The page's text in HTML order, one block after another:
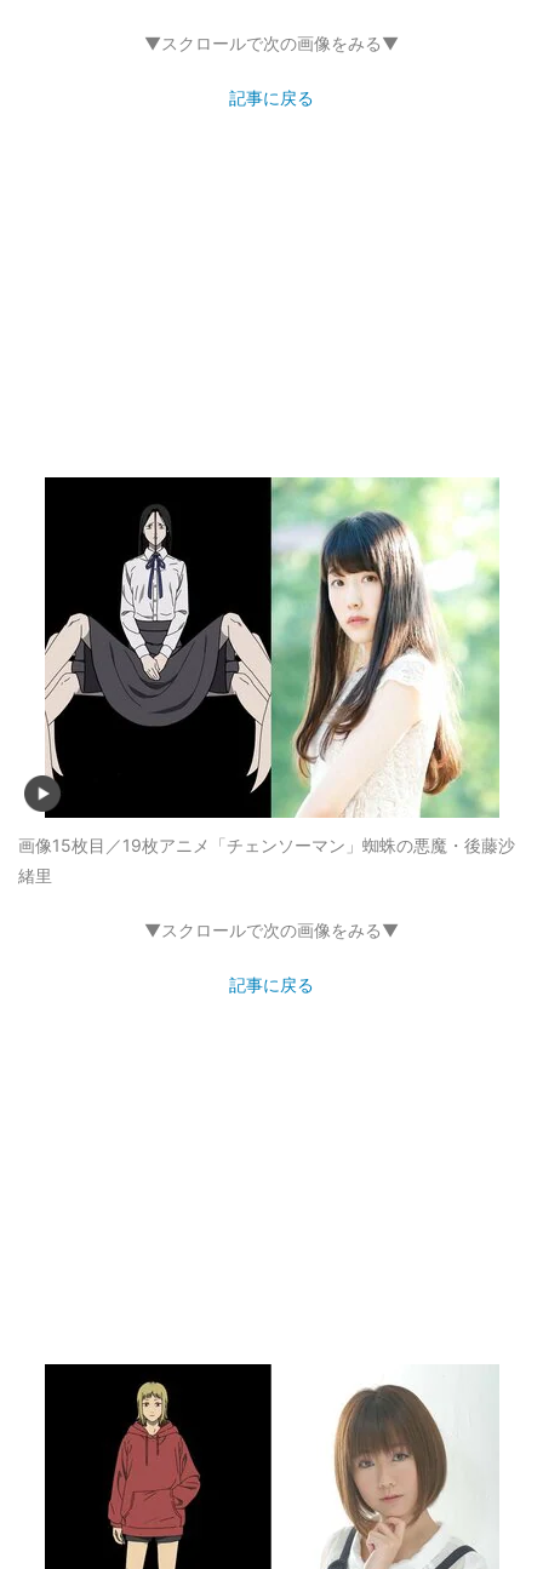
▼スクロールで次の画像をみる▼
記事に戻る
画像15枚目／19枚アニメ「チェンソーマン」蜘蛛の悪魔・後藤沙
緒里
▼スクロールで次の画像をみる▼
記事に戻る